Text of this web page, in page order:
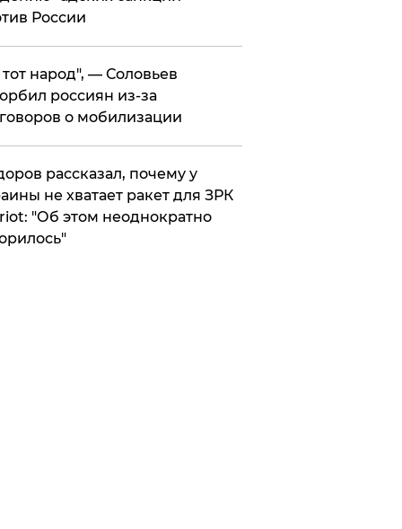
России
народ", — Соловьев
россиян из-за
о мобилизации
рассказал, почему у
не хватает ракет для ЗРК
"Об этом неоднократно